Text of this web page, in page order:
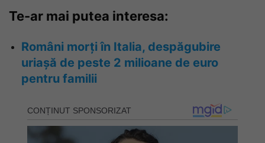
Te-ar mai putea interesa:
Români morți în Italia, despăgubire
uriașă de peste 2 milioane de euro
pentru familii